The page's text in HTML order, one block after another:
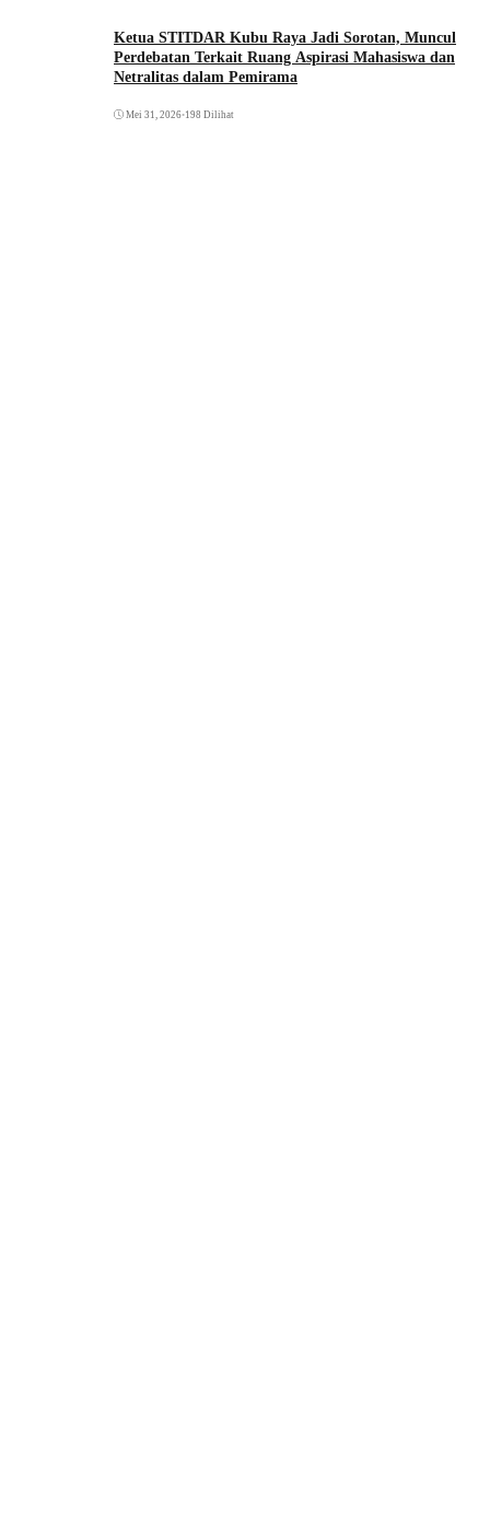
Ketua STITDAR Kubu Raya Jadi Sorotan, Muncul
Perdebatan Terkait Ruang Aspirasi Mahasiswa dan
Netralitas dalam Pemirama
Mei 31, 2026•198 Dilihat